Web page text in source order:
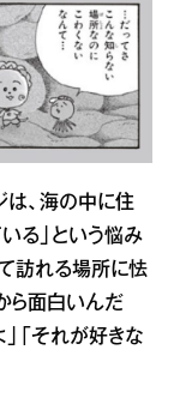
は、海の中に住
る」という悩み
訪れる場所に怯
ら面白いんだ
「それが好きな